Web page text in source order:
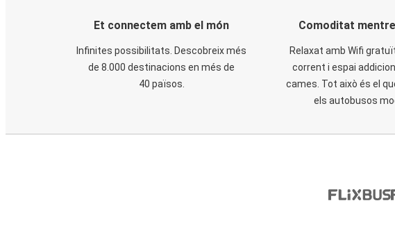
Et connectem amb el món
Infinites possibilitats. Descobreix més
de 8.000 destinacions en més de
40 països.
Comoditat
Relaxat amb Wifi
corrent i espai
cames. Tot això és el
els autobusos